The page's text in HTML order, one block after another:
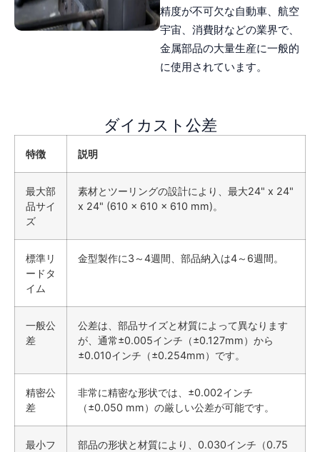
精度が不可欠な自動車、航空
宇宙、消費財などの業界で、
金属部品の大量生産に一般的
に使用されています。
ダイカスト公差
特徴 説明
最大部
品サイ
ズ
素材とツーリングの設計により、最大24" x 24"
x 24" (610 x 610 x 610 mm)。
標準リ
ードタ
イム
金型製作に3～4週間、部品納入は4～6週間。
一般公
差
公差は、部品サイズと材質によって異なります
が、通常±0.005インチ（±0.127mm）から
±0.010インチ（±0.254mm）です。
精密公
差
非常に精密な形状では、±0.002インチ
（±0.050 mm）の厳しい公差が可能です。
最小フ
部品の形状と材質により、0.030インチ（0.75